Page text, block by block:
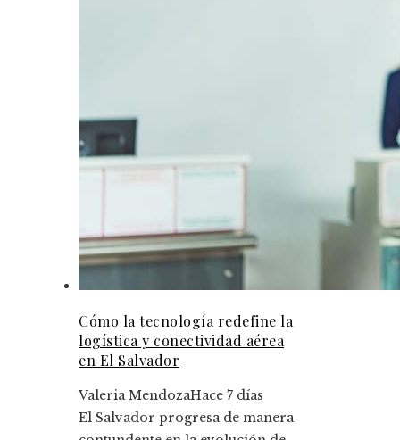
Cómo la tecnología redefine la
logística y conectividad aérea
en El Salvador
Valeria MendozaHace 7 días
El Salvador progresa de manera